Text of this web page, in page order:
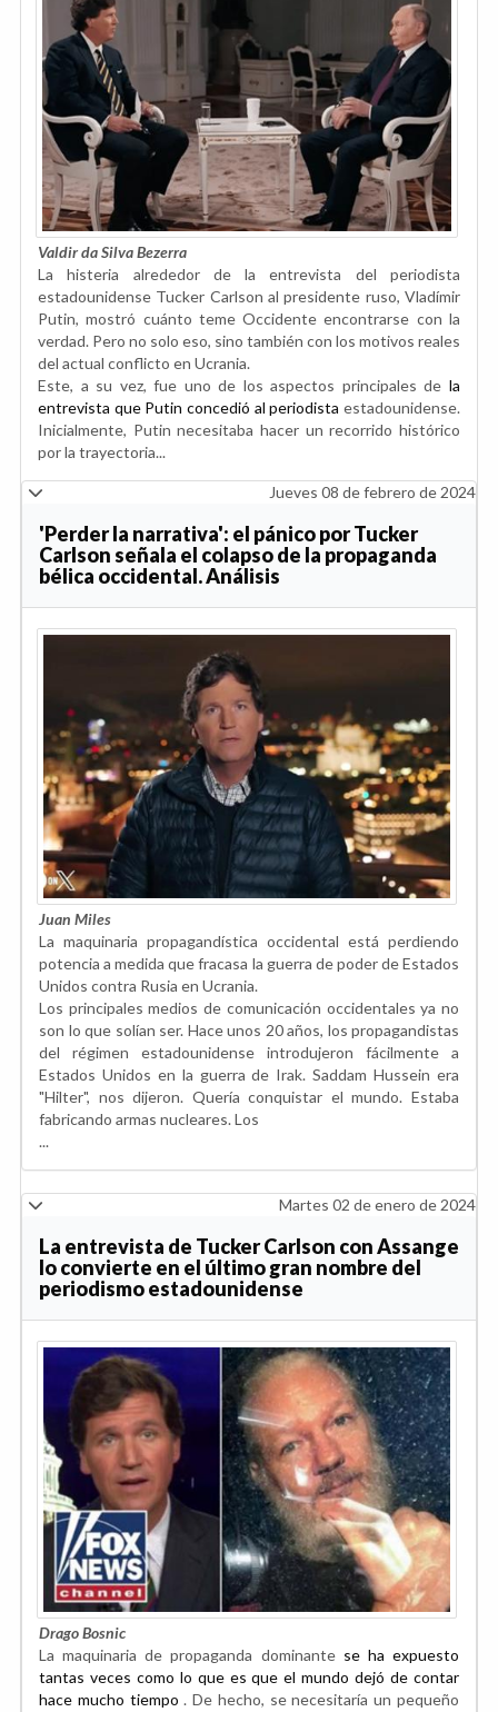
Valdir da Silva Bezerra
La histeria alrededor de la entrevista del periodista
estadounidense Tucker Carlson al presidente ruso, Vladímir
Putin, mostró cuánto teme Occidente encontrarse con la
verdad. Pero no solo eso, sino también con los motivos reales
del actual conflicto en Ucrania.
Este, a su vez, fue uno de los aspectos principales de la
entrevista que Putin concedió al periodista estadounidense.
Inicialmente, Putin necesitaba hacer un recorrido histórico
por la trayectoria...
Jueves 08 de febrero de 2024
'Perder la narrativa': el pánico por Tucker
Carlson señala el colapso de la propaganda
bélica occidental. Análisis
Juan Miles
La maquinaria propagandística occidental está perdiendo
potencia a medida que fracasa la guerra de poder de Estados
Unidos contra Rusia en Ucrania.
Los principales medios de comunicación occidentales ya no
son lo que solían ser. Hace unos 20 años, los propagandistas
del régimen estadounidense introdujeron fácilmente a
Estados Unidos en la guerra de Irak. Saddam Hussein era
"Hilter", nos dijeron. Quería conquistar el mundo. Estaba
fabricando armas nucleares. Los
...
Martes 02 de enero de 2024
La entrevista de Tucker Carlson con Assange
lo convierte en el último gran nombre del
periodismo estadounidense
Drago Bosnic
La maquinaria de propaganda dominante se ha expuesto
tantas veces como lo que es que el mundo dejó de contar
hace mucho tiempo . De hecho, se necesitaría un pequeño